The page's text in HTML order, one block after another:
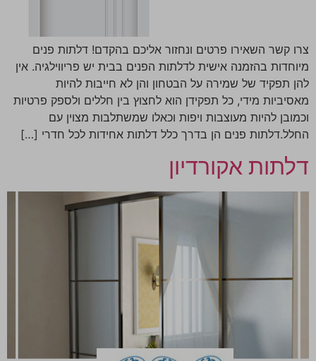
צרו קשר השאירו פרטים ונחזור אליכם בהקדם! דלתות פנים
מיוחדות בהזמנה אישית לדלתות הפנים בבית יש פריווילגיה. אין
להן תפקיד של שמירה על הבטחון והן לא חייבות להיות
מאסיביות מידי, כל תפקידן הוא לחצוץ בין חללים ולספק פרטיות
וכמובן להיות מעוצבות ויפות וכאלו שמשתלבות מצוין עם
החלל.דלתות פנים הן בדרך כלל דלתות אחידות לכל חדרי […]
דלתות אקורדיון